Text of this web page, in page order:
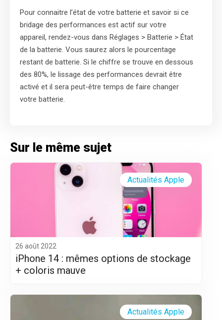
Pour connaitre l’état de votre batterie et savoir si ce
bridage des performances est actif sur votre
appareil, rendez-vous dans Réglages > Batterie > État
de la batterie. Vous saurez alors le pourcentage
restant de batterie. Si le chiffre se trouve en dessous
des 80%, le lissage des performances devrait être
activé et il sera peut-être temps de faire changer
votre batterie.
Sur le même sujet
26 août 2022
iPhone 14 : mêmes options de stockage
+ coloris mauve
Actualités Apple
Actualités Apple